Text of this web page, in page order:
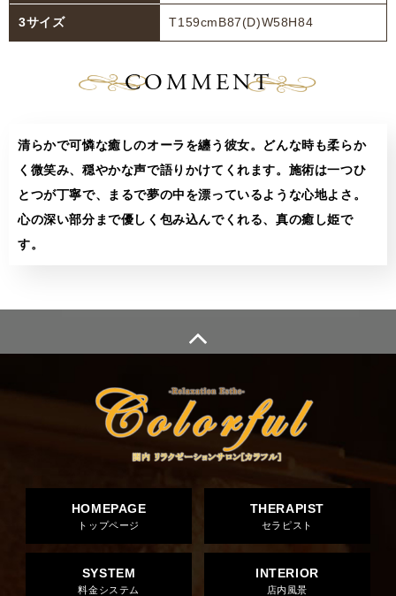
3サイズ T159cmB87(D)W58H84
COMMENT
清らかで可憐な癒しのオーラを纏う彼女。どんな時も柔らか
く微笑み、穏やかな声で語りかけてくれます。施術は一つひ
とつが丁寧で、まるで夢の中を漂っているような心地よさ。
心の深い部分まで優しく包み込んでくれる、真の癒し姫で
す。
HOMEPAGE
トップページ
THERAPIST
セラピスト
SYSTEM
料金システム
INTERIOR
店内風景